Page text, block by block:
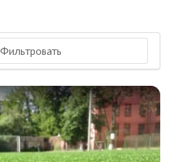
Фильтровать